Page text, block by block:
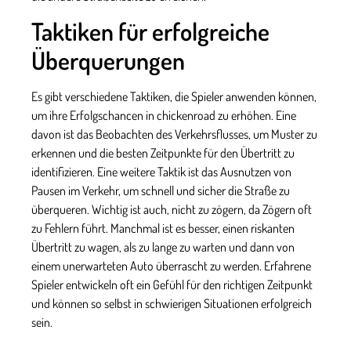
Taktiken für erfolgreiche
Überquerungen
Es gibt verschiedene Taktiken, die Spieler anwenden können,
um ihre Erfolgschancen in chickenroad zu erhöhen. Eine
davon ist das Beobachten des Verkehrsflusses, um Muster zu
erkennen und die besten Zeitpunkte für den Übertritt zu
identifizieren. Eine weitere Taktik ist das Ausnutzen von
Pausen im Verkehr, um schnell und sicher die Straße zu
überqueren. Wichtig ist auch, nicht zu zögern, da Zögern oft
zu Fehlern führt. Manchmal ist es besser, einen riskanten
Übertritt zu wagen, als zu lange zu warten und dann von
einem unerwarteten Auto überrascht zu werden. Erfahrene
Spieler entwickeln oft ein Gefühl für den richtigen Zeitpunkt
und können so selbst in schwierigen Situationen erfolgreich
sein.